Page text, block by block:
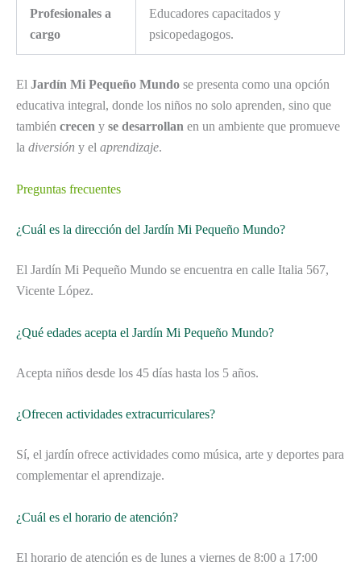
Profesionales a
cargo
Educadores capacitados y
psicopedagogos.
El Jardín Mi Pequeño Mundo se presenta como una opción
educativa integral, donde los niños no solo aprenden, sino que
también crecen y se desarrollan en un ambiente que promueve
la diversión y el aprendizaje.
Preguntas frecuentes
¿Cuál es la dirección del Jardín Mi Pequeño Mundo?
El Jardín Mi Pequeño Mundo se encuentra en calle Italia 567,
Vicente López.
¿Qué edades acepta el Jardín Mi Pequeño Mundo?
Acepta niños desde los 45 días hasta los 5 años.
¿Ofrecen actividades extracurriculares?
Sí, el jardín ofrece actividades como música, arte y deportes para
complementar el aprendizaje.
¿Cuál es el horario de atención?
El horario de atención es de lunes a viernes de 8:00 a 17:00